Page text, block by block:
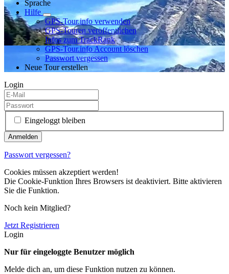
Sprache
Hilfe
GPS-Tour.info verwenden
GPS-Touren veröffentlichen
Infos zum TrackRank
GPS-Tour.info Account löschen
Passwort vergessen
Neue Tour erstellen
Login
Eingeloggt bleiben
Passwort vergessen?
Cookies müssen akzeptiert werden!
Die Cookie-Funktion Ihres Browsers ist deaktiviert. Bitte aktivieren
Sie die Funktion.
Noch kein Mitglied?
Jetzt Registrieren
Login
Nur für eingeloggte Benutzer möglich
Melde dich an, um diese Funktion nutzen zu können.